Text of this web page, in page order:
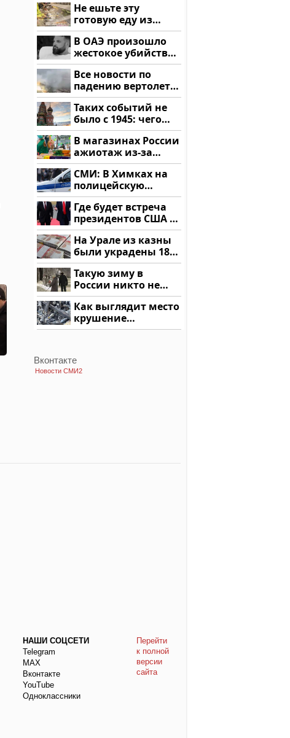
Не ешьте эту
готовую еду из
магазина: список
В ОАЭ произошло
жестокое убийство
криптомиллионера
Все новости по
падению вертолета
на Кавказе: читать
здесь
Таких событий не
было с 1945: чего
ждать всем нам?
В магазинах России
ажиотаж из-за
этого продукта: что
купить?
СМИ: В Химках на
полицейскую
машину напали и
подожгли.
Где будет встреча
президентов США и
России: Европа?
На Урале из казны
были украдены 18
миллионов рублей
Такую зиму в
России никто не
ждал: как так?!
Как выглядит место
крушение
вертолета на
Вконтакте
Новости СМИ2
НАШИ СОЦСЕТИ
Telegram
МАХ
Вконтакте
YouTube
Одноклассники
Перейти
к полной
версии
сайта